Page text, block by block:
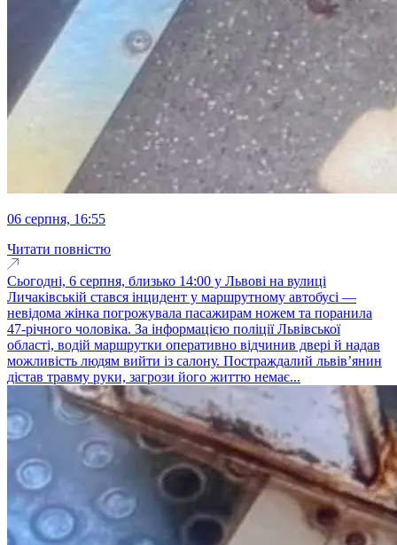
06 серпня, 16:55
Читати повністю
Сьогодні, 6 серпня, близько 14:00 у Львові на вулиці
Личаківській стався інцидент у маршрутному автобусі —
невідома жінка погрожувала пасажирам ножем та поранила
47-річного чоловіка. За інформацією поліції Львівської
області, водій маршрутки оперативно відчинив двері й надав
можливість людям вийти із салону. Постраждалий львів’янин
дістав травму руки, загрози його життю немає...